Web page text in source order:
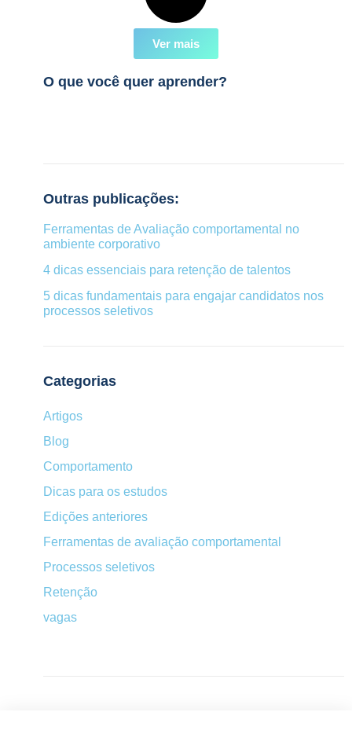
Ver mais
O que você quer aprender?
Outras publicações:
Ferramentas de Avaliação comportamental no
ambiente corporativo
4 dicas essenciais para retenção de talentos
5 dicas fundamentais para engajar candidatos nos
processos seletivos
Categorias
Artigos
Blog
Comportamento
Dicas para os estudos
Edições anteriores
Ferramentas de avaliação comportamental
Processos seletivos
Retenção
vagas